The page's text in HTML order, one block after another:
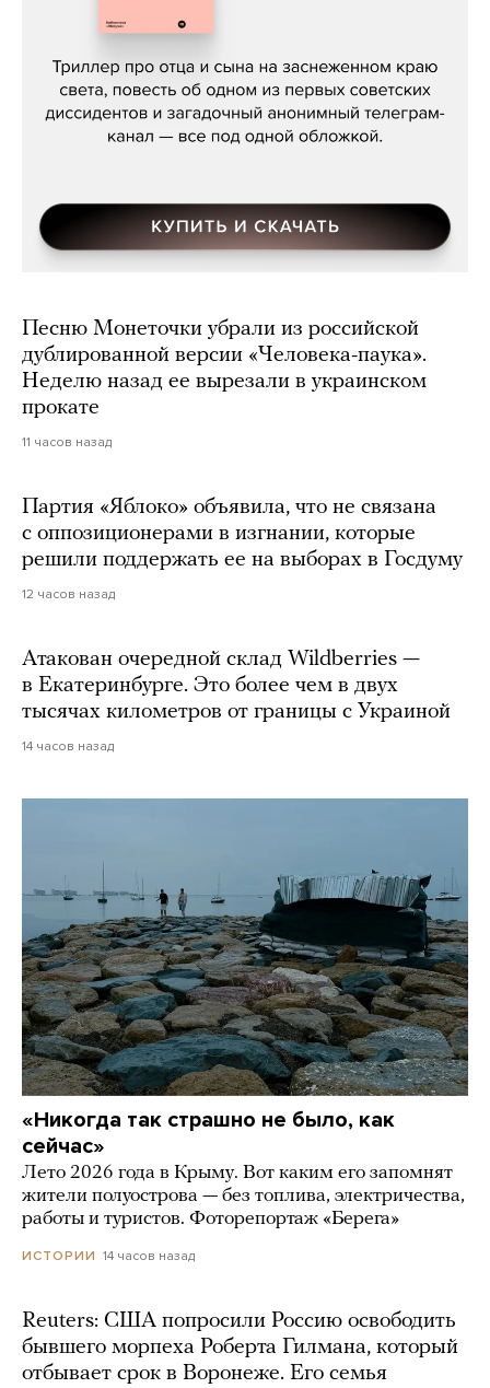
Даниил Туровский, «Разрыв»
Песню Монеточки убрали из российской
дублированной версии «Человека-паука».
Неделю назад ее вырезали в украинском
прокате
11 часов назад
Партия «Яблоко» объявила, что не связана
с оппозиционерами в изгнании, которые
решили поддержать ее на выборах в Госдуму
12 часов назад
Атакован очередной склад Wildberries —
в Екатеринбурге. Это более чем в двух
тысячах километров от границы с Украиной
14 часов назад
«Никогда так страшно не было, как
сейчас»
Лето 2026 года в Крыму. Вот каким его запомнят
жители полуострова — без топлива, электричества,
работы и туристов. Фоторепортаж «Берега»
ИСТОРИИ 14 часов назад
Reuters: США попросили Россию освободить
бывшего морпеха Роберта Гилмана, который
отбывает срок в Воронеже. Его семья